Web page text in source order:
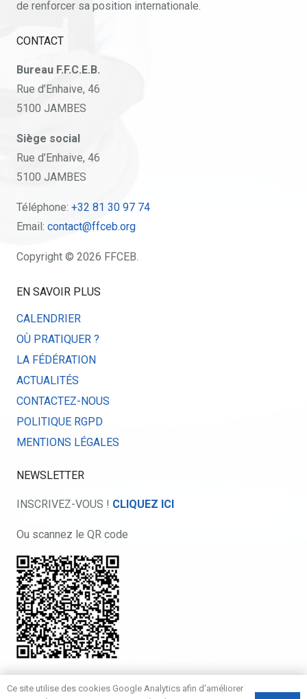
de renforcer sa position internationale.
CONTACT
Bureau F.F.C.E.B.
Rue d’Enhaive, 46
5100 JAMBES
Siège social
Rue d’Enhaive, 46
5100 JAMBES
Téléphone: +32 81 30 97 74
Email: contact@ffceb.org
Copyright © 2026 FFCEB.
EN SAVOIR PLUS
CALENDRIER
OÙ PRATIQUER ?
LA FÉDÉRATION
ACTUALITÉS
CONTACTEZ-NOUS
POLITIQUE RGPD
MENTIONS LÉGALES
NEWSLETTER
INSCRIVEZ-VOUS ! CLIQUEZ ICI
Ou scannez le QR code
Ce site utilise des cookies Google Analytics afin d'améliorer